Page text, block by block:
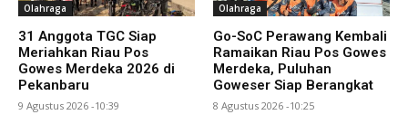
Olahraga
31 Anggota TGC Siap
Meriahkan Riau Pos
Gowes Merdeka 2026 di
Pekanbaru
9 Agustus 2026 -10:39
Olahraga
Go-SoC Perawang Kembali
Ramaikan Riau Pos Gowes
Merdeka, Puluhan
Goweser Siap Berangkat
8 Agustus 2026 -10:25